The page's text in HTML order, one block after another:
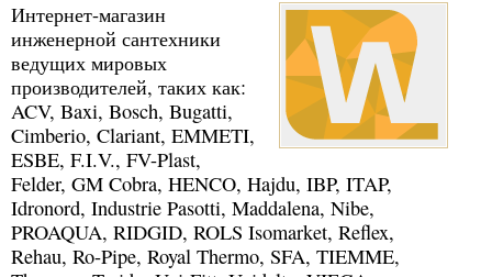
Интернет-магазин
инженерной сантехники
ведущих мировых
производителей, таких как:
ACV, Baxi, Bosch, Bugatti,
Cimberio, Clariant, EMMETI,
ESBE, F.I.V., FV-Plast,
Felder, GM Cobra, HENCO, Hajdu, IBP, ITAP,
Idronord, Industrie Pasotti, Maddalena, Nibe,
PROAQUA, RIDGID, ROLS Isomarket, Reflex,
Rehau, Ro-Pipe, Royal Thermo, SFA, TIEMME,